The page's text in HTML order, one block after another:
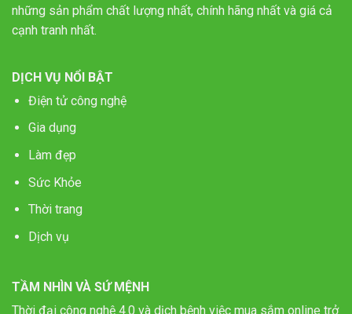
những sản phẩm chất lượng nhất, chính hãng nhất và giá cả
cạnh tranh nhất.
DỊCH VỤ NỔI BẬT
Điện tử công nghệ
Gia dụng
Làm đẹp
Sức Khỏe
Thời trang
Dịch vụ
TẦM NHÌN VÀ SỨ MỆNH
Thời đại công nghệ 4.0 và dịch bệnh việc mua sắm online trở